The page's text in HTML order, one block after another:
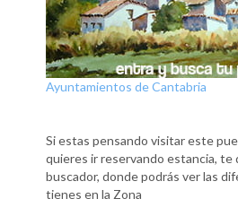
Ayuntamientos de Cantabria
Si estas pensando visitar este
quieres ir reservando estancia, te
buscador, donde podrás ver las
tienes en la Zona